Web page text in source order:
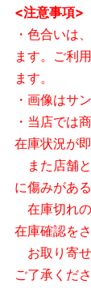
<注意事項>
・色合いは
ます。ご利
ます。
・画像はサ
・当店では
在庫状況が
また店舗
に傷みがあ
在庫切れ
在庫確認を
お取り寄
ご了承くだ